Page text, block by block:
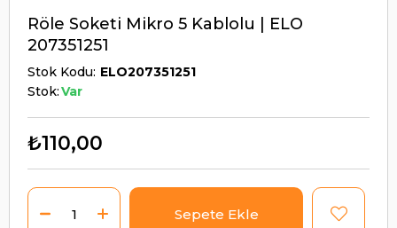
Röle Soketi Mikro 5 Kablolu | ELO
207351251
Stok Kodu ELO207351251
Stok:Var
₺110,00